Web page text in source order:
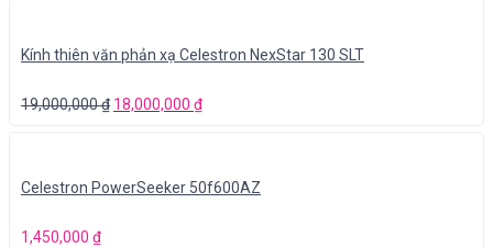
Kính thiên văn phản xạ Celestron NexStar 130 SLT
19,000,000₫ 18,000,000 ₫
Celestron PowerSeeker 50f600AZ
1,450,000 ₫